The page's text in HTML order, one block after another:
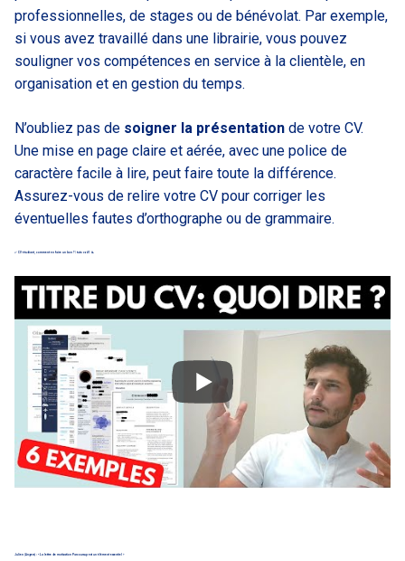
professionnelles, de stages ou de bénévolat. Par exemple,
si vous avez travaillé dans une librairie, vous pouvez
souligner vos compétences en service à la clientèle, en
organisation et en gestion du temps.
N’oubliez pas de soigner la présentation de votre CV.
Une mise en page claire et aérée, avec une police de
caractère facile à lire, peut faire toute la différence.
Assurez-vous de relire votre CV pour corriger les
éventuelles fautes d’orthographe ou de grammaire.
✅ CV étudiant, comment en faire un bon ? | tuto cv #1 📝
Julien (Angers) : « La lettre de motivation Parcoursup est un élément essentiel »